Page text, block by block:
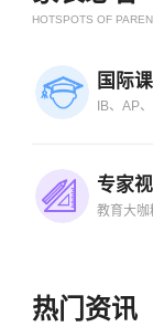
HOTSPOTS OF
国际
IB、AP
专家
热门资讯